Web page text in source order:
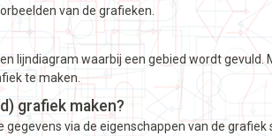
van de grafieken.
lijndiagram waarbij een gebied wordt
te maken.
grafiek maken?
via de eigenschappen van de grafiek